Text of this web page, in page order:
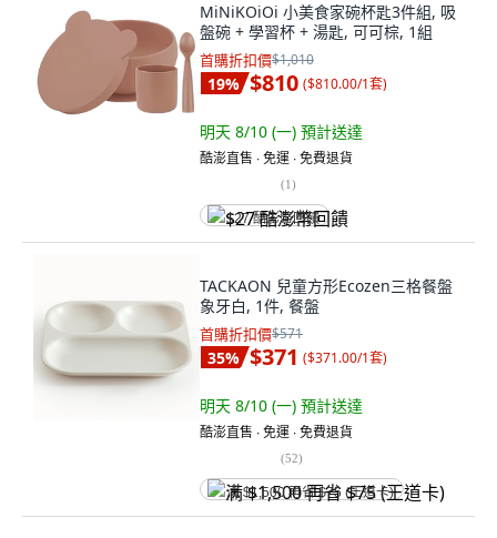
MiNiKOiOi 小美食家碗杯匙3件組, 吸
盤碗 + 學習杯 + 湯匙, 可可棕, 1組
首購折扣價$1,010
19% $810 ($810.00/1套)
明天 8/10 (一) 預計送達
酷澎直售 ∙ 免運 ∙ 免費退貨
(1)
$27 酷澎幣回饋
TACKAON 兒童方形Ecozen三格餐盤
象牙白, 1件, 餐盤
首購折扣價$571
35% $371 ($371.00/1套)
明天 8/10 (一) 預計送達
酷澎直售 ∙ 免運 ∙ 免費退貨
(52)
满 $1,500 再省 $75 (王道卡)